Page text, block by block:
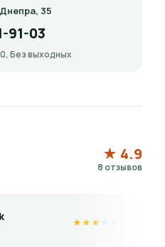
35
91-03
Без выходных
★ 4.9
8 отзывов
Liubov Samoilenko